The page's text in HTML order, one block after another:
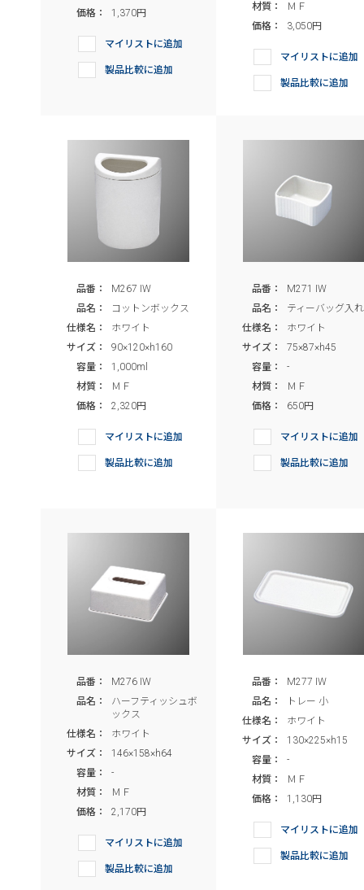
価格：
1,370円
マイリストに追加
製品比較に追加
材質：
ＭＦ
価格：
3,050円
マイリストに追加
製品比較に追加
品番：
M267 IW
品名：
コットンボックス
仕様名：
ホワイト
サイズ：
90×120×h160
容量：
1,000ml
材質：
ＭＦ
価格：
2,320円
マイリストに追加
製品比較に追加
品番：
M271 IW
品名：
ティーバッグ入れ
仕様名：
ホワイト
サイズ：
75×87×h45
容量：
-
材質：
ＭＦ
価格：
650円
マイリストに追加
製品比較に追加
品番：
M276 IW
品名：
ハーフティッシュボ
ックス
仕様名：
ホワイト
サイズ：
146×158×h64
容量：
-
材質：
ＭＦ
価格：
2,170円
マイリストに追加
製品比較に追加
品番：
M277 IW
品名：
トレー 小
仕様名：
ホワイト
サイズ：
130×225×h15
容量：
-
材質：
ＭＦ
価格：
1,130円
マイリストに追加
製品比較に追加